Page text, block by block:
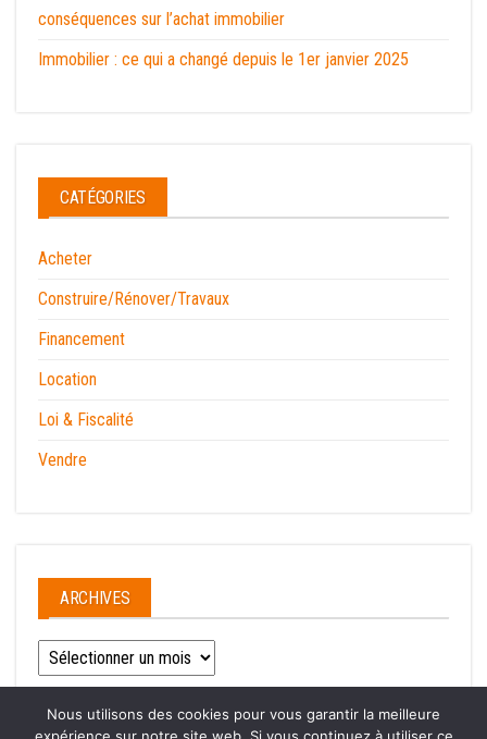
conséquences sur l’achat immobilier
Immobilier : ce qui a changé depuis le 1er janvier 2025
CATÉGORIES
Acheter
Construire/Rénover/Travaux
Financement
Location
Loi & Fiscalité
Vendre
ARCHIVES
Archives
Nous utilisons des cookies pour vous garantir la meilleure